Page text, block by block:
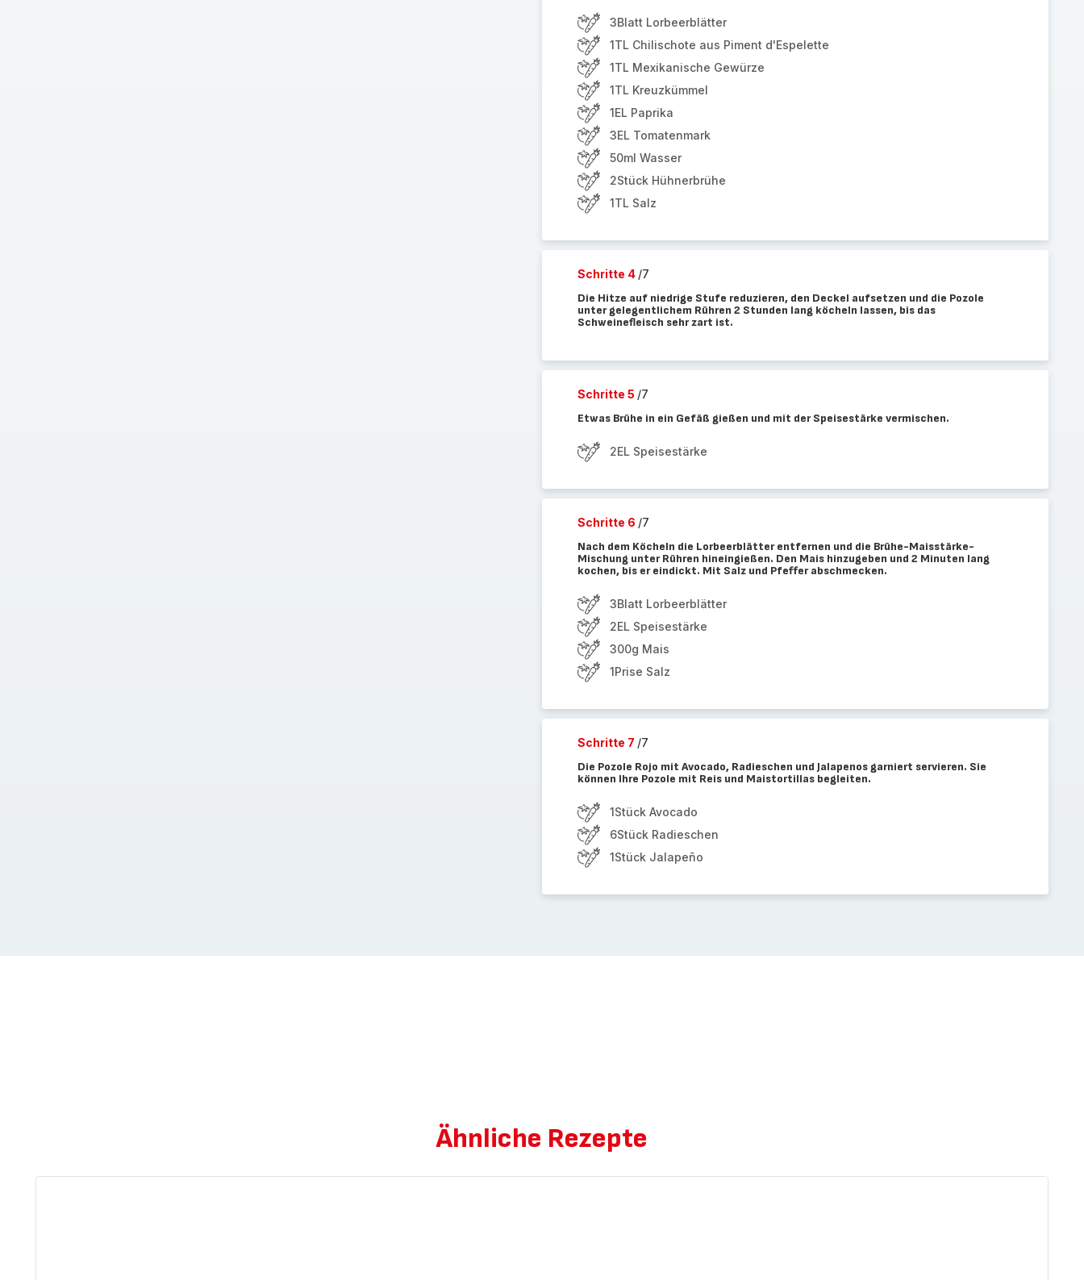
3Blatt Lorbeerblätter
1TL Chilischote aus Piment d'Espelette
1TL Mexikanische Gewürze
1TL Kreuzkümmel
1EL Paprika
3EL Tomatenmark
50ml Wasser
2Stück Hühnerbrühe
1TL Salz
Schritte 4 /7
Die Hitze auf niedrige Stufe reduzieren, den Deckel aufsetzen und die Pozole
unter gelegentlichem Rühren 2 Stunden lang köcheln lassen, bis das
Schweinefleisch sehr zart ist.
Schritte 5 /7
Etwas Brühe in ein Gefäß gießen und mit der Speisestärke vermischen.
2EL Speisestärke
Schritte 6 /7
Nach dem Köcheln die Lorbeerblätter entfernen und die Brühe-Maisstärke-
Mischung unter Rühren hineingießen. Den Mais hinzugeben und 2 Minuten lang
kochen, bis er eindickt. Mit Salz und Pfeffer abschmecken.
3Blatt Lorbeerblätter
2EL Speisestärke
300g Mais
1Prise Salz
Schritte 7 /7
Die Pozole Rojo mit Avocado, Radieschen und Jalapenos garniert servieren. Sie
können Ihre Pozole mit Reis und Maistortillas begleiten.
1Stück Avocado
6Stück Radieschen
1Stück Jalapeño
Ähnliche Rezepte